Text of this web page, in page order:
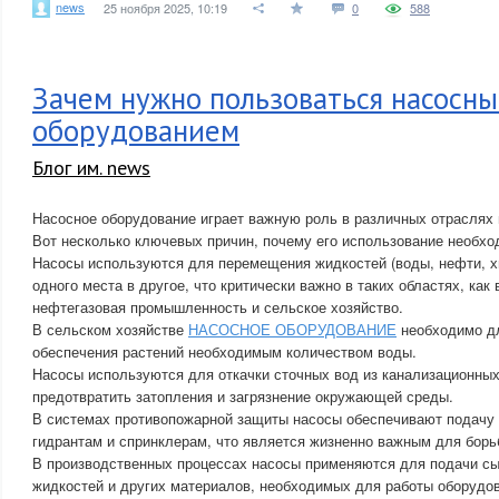
news 25 ноября 2025, 10:19 0 588
Зачем нужно пользоваться
оборудованием
Блог им. news
Насосное оборудование играет важную роль в различных
Вот несколько ключевых причин, почему его использование
Насосы используются для перемещения жидкостей (воды, нефти,
одного места в другое, что критически важно в таких областях,
нефтегазовая промышленность и сельское хозяйство.
В сельском хозяйстве НАСОСНОЕ ОБОРУДОВАНИЕ необходимо
обеспечения растений необходимым количеством воды.
Насосы используются для откачки сточных вод из
предотвратить затопления и загрязнение окружающей среды.
В системах противопожарной защиты насосы обеспечивают
гидрантам и спринклерам, что является жизненно важным для
В производственных процессах насосы применяются для подачи
жидкостей и других материалов, необходимых для работы